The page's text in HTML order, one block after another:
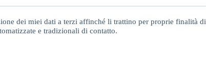
dei miei dati a terzi affinché li trattino per proprie finalità di
e tradizionali di contatto.